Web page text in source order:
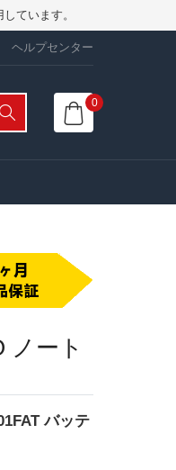
ています。
ヘルプセンター
0
ノート
バッテ